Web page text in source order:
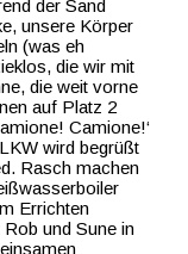
der Sand
unsere Körper
(was eh
die wir mit
die weit vorne
auf Platz 2
Camione!‘
wird begrüßt
Rasch machen
Errichten
und Sune in